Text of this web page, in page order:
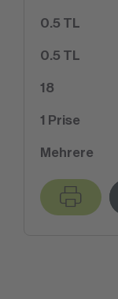
0.5 TL
0.5 TL
18
1 Prise
Mehrere